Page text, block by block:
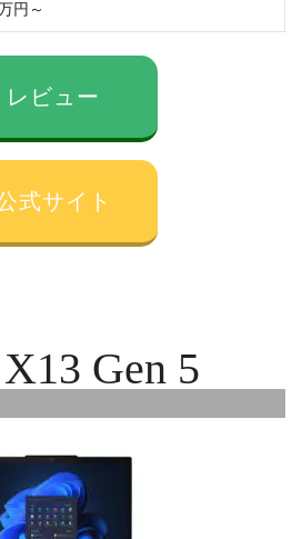
円～
レビュー
式サイト
Gen 5